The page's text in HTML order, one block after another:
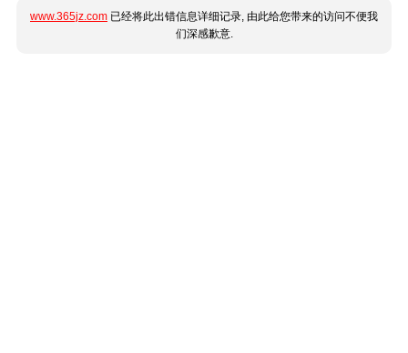
www.365jz.com 已经将此出错信息详细记录, 由此给您带来的访问不便我
们深感歉意.